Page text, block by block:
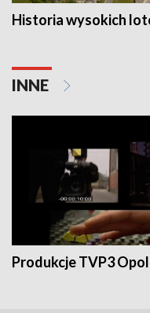
Historia wysokich
INNE
Produkcje TVP3